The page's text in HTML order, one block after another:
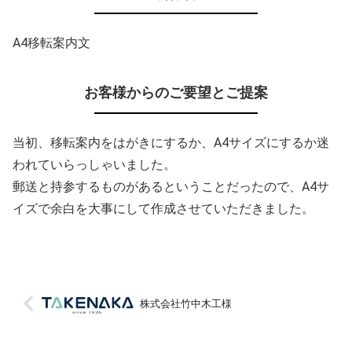
A4移転案内文
お客様からのご要望とご提案
当初、移転案内をはがきにするか、A4サイズにするか迷
われていらっしゃいました。
郵送と持参するものがあるということだったので、A4サ
イズで余白を大事にして作成させていただきました。
株式会社竹中木工様